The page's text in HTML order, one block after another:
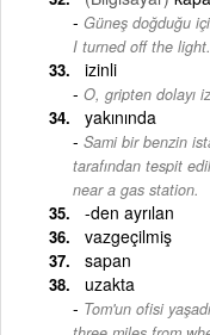
Güneş doğduğu
I turned off the light.
izinli
O, gripten dolayı
yakınında
Sami bir benzin
tarafından tespit
near a gas station.
-den ayrılan
vazgeçilmiş
sapan
uzakta
Tom'un ofisi